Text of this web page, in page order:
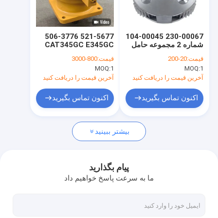
دربارهی ما
کنترل کیفیت
تماس با ما
جعبه گیربکس کاهش حرکت حفاری
قطعات درایو نهایی بیل مکانیکی
521-5677 506-3776
CAT345GC E345GC
M2X210 516-0467
566-7882 5667882
سوئیینگ موتور 536-
قیمت:800-3000
MOQ:1
آخرین قیمت را دریافت کنید
اکنون تماس بگیرید
230-00067 104-00045
شماره 2 مجموعه حامل
Dx300lca Dh300-7
گیربکس سوئیچ
K1002518B قطعات
قیمت:20-200
MOQ:1
آخرین قیمت را دریافت کنید
اکنون تماس بگیرید
بیشتر ببینید
پیام بگذارید
ما به سرعت پاسخ خواهیم داد